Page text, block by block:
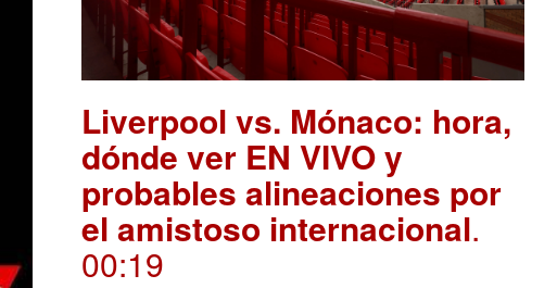
Liverpool vs. Mónaco: hora,
dónde ver EN VIVO y
probables alineaciones por
el amistoso internacional.
00:19